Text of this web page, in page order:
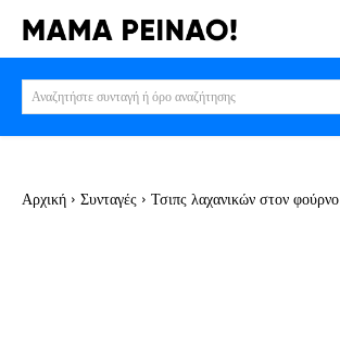
Αναζητήστε συνταγή ή όρο αναζήτησης
Αρχική Συνταγές Τσιπς λαχανικών στον φούρνο